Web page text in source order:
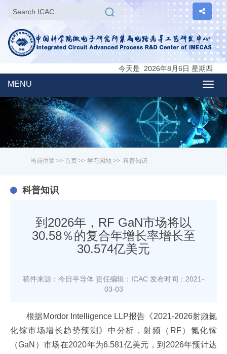
今天是 2026年8月6日 星期四
MENU
当前位置 >> 首页 >> 学习园地 >> 科普知识
科普知识
到2026年，RF GaN市场将以
30.58％的复合年增长率增长至
30.574亿美元
稿件来源：今日半导体 责任编辑：ICAC 发布时间：2021-
03-03
根据Mordor Intelligence LLP报告《2021-2026射频氮
化镓市场增长趋势预测》中分析，射频（RF）氮化镓
（GaN）市场在2020年为6.581亿美元，到2026年预计达